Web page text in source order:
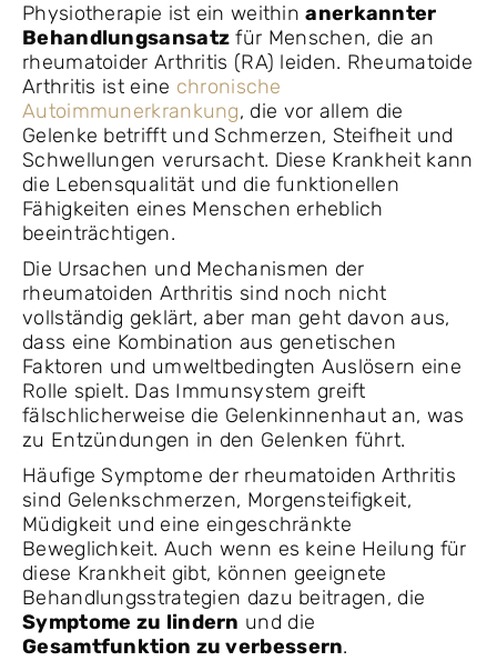
Physiotherapie ist ein weithinanerkannter
Behandlungsansatz für Menschen, die an
rheumatoider Arthritis (RA) leiden. Rheumatoide
Arthritis ist eine chronische
Autoimmunerkrankung, die vor allem die
Gelenke betrifft und Schmerzen, Steifheit und
Schwellungen verursacht. Diese Krankheit kann
die Lebensqualität und die funktionellen
Fähigkeiten eines Menschen erheblich
beeinträchtigen.
Die Ursachen und Mechanismen der
rheumatoiden Arthritis sind noch nicht
vollständig geklärt, aber man geht davon aus,
dass eine Kombination aus genetischen
Faktoren und umweltbedingten Auslösern eine
Rolle spielt. Das Immunsystem greift
fälschlicherweise die Gelenkinnenhaut an, was
zu Entzündungen in den Gelenken führt.
Häufige Symptome der rheumatoiden Arthritis
sind Gelenkschmerzen, Morgensteifigkeit,
Müdigkeit und eine eingeschränkte
Beweglichkeit. Auch wenn es keine Heilung für
diese Krankheit gibt, können geeignete
Behandlungsstrategien dazu beitragen, die
Symptome zu lindern und die
Gesamtfunktion zu verbessern.